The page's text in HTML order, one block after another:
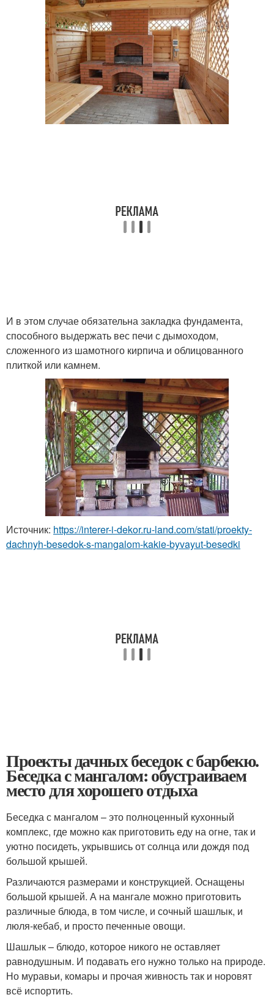
И в этом случае обязательна закладка фундамента,
способного выдержать вес печи с дымоходом,
сложенного из шамотного кирпича и облицованного
плиткой или камнем.
Источник: https://interer-i-dekor.ru-land.com/stati/proekty-
dachnyh-besedok-s-mangalom-kakie-byvayut-besedki
Проекты дачных беседок с барбекю.
Беседка с мангалом: обустраиваем
место для хорошего отдыха
Беседка с мангалом – это полноценный кухонный
комплекс, где можно как приготовить еду на огне, так и
уютно посидеть, укрывшись от солнца или дождя под
большой крышей.
Различаются размерами и конструкцией. Оснащены
большой крышей. А на мангале можно приготовить
различные блюда, в том числе, и сочный шашлык, и
люля-кебаб, и просто печенные овощи.
Шашлык – блюдо, которое никого не оставляет
равнодушным. И подавать его нужно только на природе.
Но муравьи, комары и прочая живность так и норовят
всё испортить.